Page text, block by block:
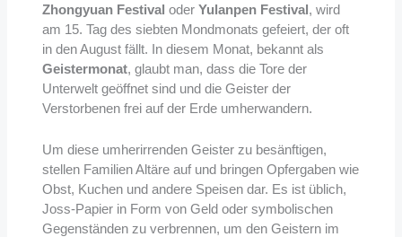
Zhongyuan Festival oder Yulanpen Festival, wird
am 15. Tag des siebten Mondmonats gefeiert, der oft
in den August fällt. In diesem Monat, bekannt als
Geistermonat, glaubt man, dass die Tore der
Unterwelt geöffnet sind und die Geister der
Verstorbenen frei auf der Erde umherwandern.
Um diese umherirrenden Geister zu besänftigen,
stellen Familien Altäre auf und bringen Opfergaben wie
Obst, Kuchen und andere Speisen dar. Es ist üblich,
Joss-Papier in Form von Geld oder symbolischen
Gegenständen zu verbrennen, um den Geistern im